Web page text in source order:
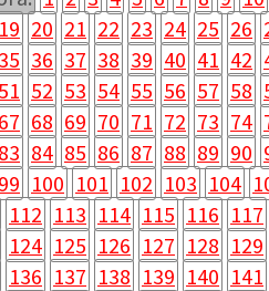
19 20 21 22 23 24 25 26
35 36 37 38 39 40 41 42
51 52 53 54 55 56 57 58
67 68 69 70 71 72 73 74
83 84 85 86 87 88 89 90
99 100 101 102 103 104
112 113 114 115 116 117
124 125 126 127 128 129
136 137 138 139 140 141